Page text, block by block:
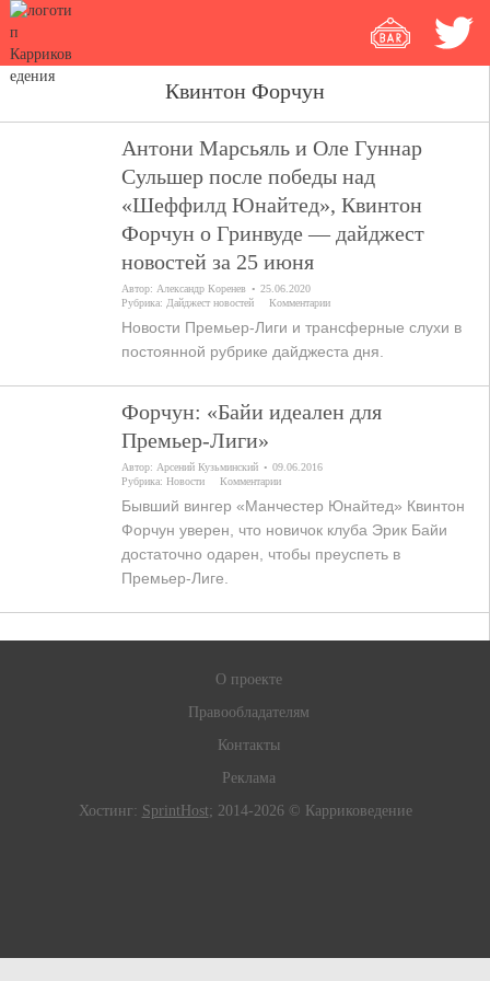
Квинтон Форчун
Антони Марсьяль и Оле Гуннар
Сульшер после победы над
«Шеффилд Юнайтед», Квинтон
Форчун о Гринвуде — дайджест
новостей за 25 июня
Автор: Александр Коренев
25.06.2020
Рубрика: Дайджест новостей Комментарии
Новости Премьер-Лиги и трансферные слухи в
постоянной рубрике дайджеста дня.
Форчун: «Байи идеален для
Премьер-Лиги»
Автор: Арсений Кузьминский
09.06.2016
Рубрика:Новости Комментарии
Бывший вингер «Манчестер Юнайтед» Квинтон
Форчун уверен, что новичок клуба Эрик Байи
достаточно одарен, чтобы преуспеть в
Премьер-Лиге.
О проекте
Правообладателям
Контакты
Реклама
Хостинг: SprintHost; 2014-2026 © Карриковедение